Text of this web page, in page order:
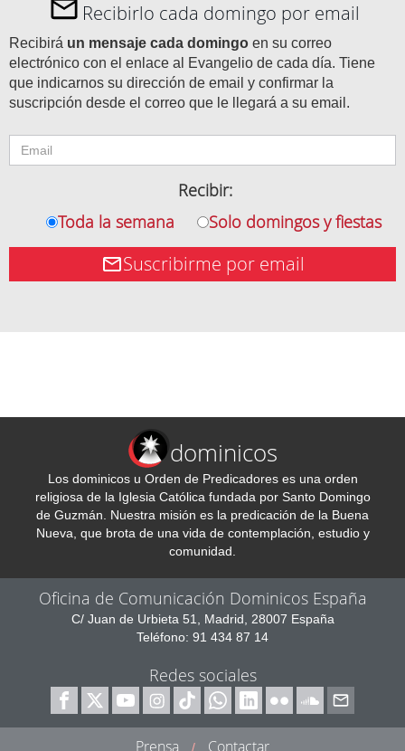
Recibirlo cada domingo por email
Recibirá un mensaje cada domingo en su correo
electrónico con el enlace al Evangelio de cada día. Tiene
que indicarnos su dirección de email y confirmar la
suscripción desde el correo que le llegará a su email.
Recibir:
Toda la semana
Solo domingos y fiestas
Suscribirme por email
dominicos
Los dominicos u Orden de Predicadores es una orden
religiosa de la Iglesia Católica fundada por Santo Domingo
de Guzmán. Nuestra misión es la predicación de la Buena
Nueva, que brota de una vida de contemplación, estudio y
comunidad.
Oficina de Comunicación Dominicos España
C/ Juan de Urbieta 51, Madrid, 28007 España
Teléfono: 91 434 87 14
Redes sociales
Prensa / Contactar